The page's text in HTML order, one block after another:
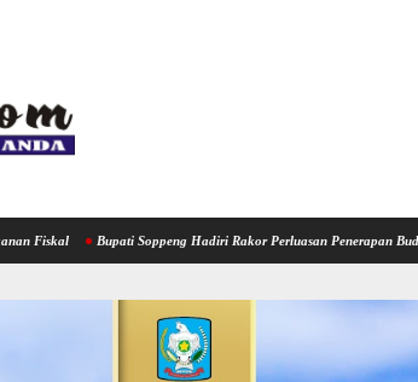
Soppeng Hadiri Rakor Perluasan Penerapan Budi Daya Padi PM-AAS